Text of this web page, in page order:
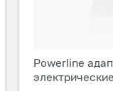
Powerline